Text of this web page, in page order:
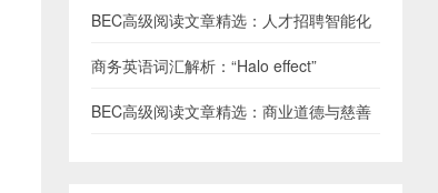
BEC高级阅读文章精选：人才招聘智能化
商务英语词汇解析：“Halo effect”
BEC高级阅读文章精选：商业道德与慈善